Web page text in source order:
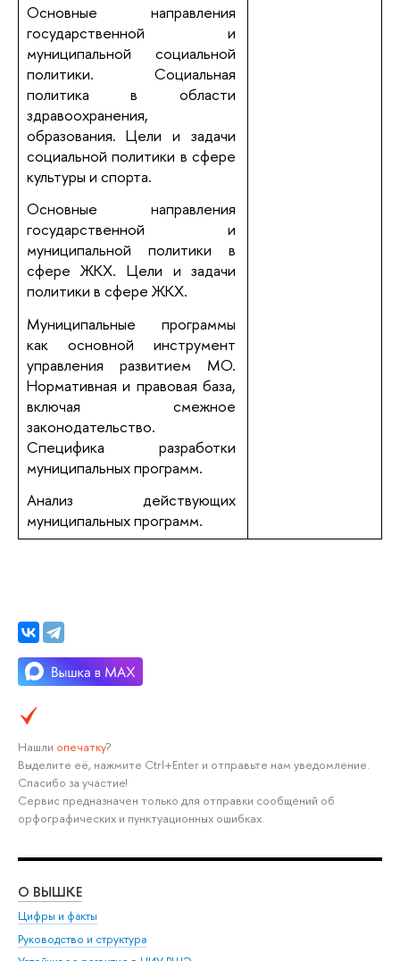
Основные направления
государственной и
муниципальной социальной
политики. Социальная
политика в области
здравоохранения,
образования. Цели и задачи
социальной политики в сфере
культуры и спорта.
Основные направления
государственной и
муниципальной политики в
сфере ЖКХ. Цели и задачи
политики в сфере ЖКХ.
Муниципальные программы
как основной инструмент
управления развитием МО.
Нормативная и правовая база,
включая смежное
законодательство.
Специфика разработки
муниципальных программ.
Анализ действующих
муниципальных программ.
Нашли опечатку?
Выделите её, нажмите Ctrl+Enter и отправьте нам уведомление.
Спасибо за участие!
Сервис предназначен только для отправки сообщений об
орфографических и пунктуационных ошибках.
О ВЫШКЕ
Цифры и факты
Руководство и структура